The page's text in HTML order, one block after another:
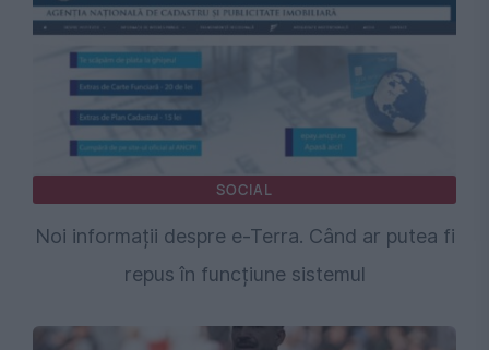
SOCIAL
Noi informații despre e-Terra. Când ar putea fi
repus în funcțiune sistemul